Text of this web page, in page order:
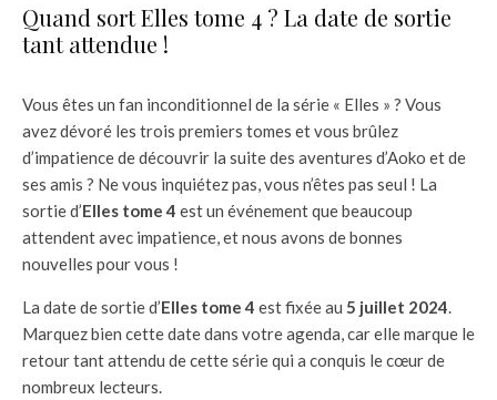
Quand sort Elles tome 4 ? La date de sortie
tant attendue !
Vous êtes un fan inconditionnel de la série « Elles » ? Vous
avez dévoré les trois premiers tomes et vous brûlez
d’impatience de découvrir la suite des aventures d’Aoko et de
ses amis ? Ne vous inquiétez pas, vous n’êtes pas seul ! La
sortie d’Elles tome 4 est un événement que beaucoup
attendent avec impatience, et nous avons de bonnes
nouvelles pour vous !
La date de sortie d’Elles tome 4 est fixée au 5 juillet 2024.
Marquez bien cette date dans votre agenda, car elle marque le
retour tant attendu de cette série qui a conquis le cœur de
nombreux lecteurs.